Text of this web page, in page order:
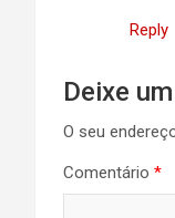
Reply
Deixe
O seu
Comentário *